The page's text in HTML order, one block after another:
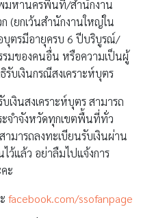
มหานครพื้นที่/สำนักงาน
(ยกเว้นสำนักงานใหญ่ใน
บุตรมีอายุครบ 6 ปีบริบูรณ์/
มของคนอื่น หรือความเป็นผู้
บเงินกรณีสงเคราะห์บุตร
งินสงเคราะห์บุตร สามารถ
จำจังหวัดทุกเขตพื้นที่ทั่ว
ามารถลงทะเบียนรับเงินผ่าน
ว้แล้ว อย่าลืมไปแจ้งการ
ะ
facebook.com/ssofanpage